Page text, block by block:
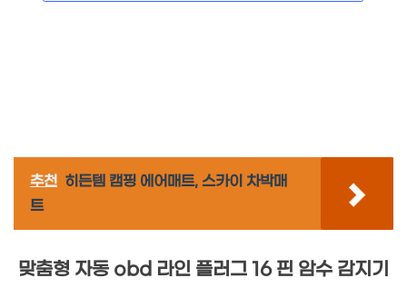
추천 히든템 캠핑 에어매트, 스카이 차박매
트
맞춤형 자동 obd 라인 플러그 16 핀 암수 감지기